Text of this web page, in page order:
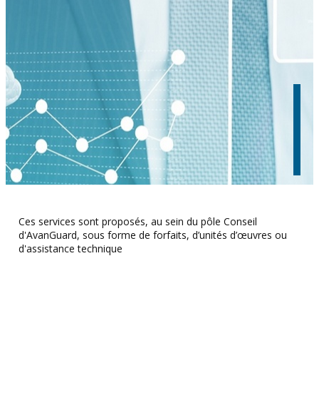
Ces services sont proposés, au sein du pôle Conseil
d'AvanGuard, sous forme de forfaits, d’unités d’œuvres ou
d'assistance technique